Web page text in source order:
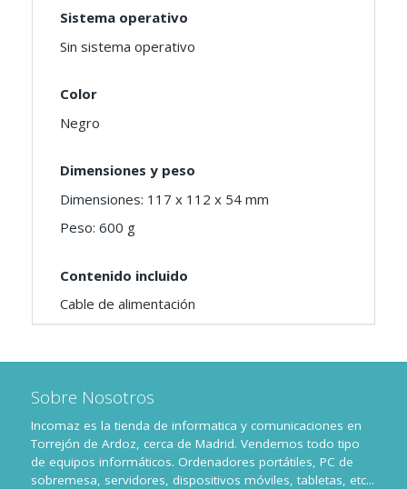
Sistema operativo
Sin sistema operativo
Color
Negro
Dimensiones y peso
Dimensiones: 117 x 112 x 54 mm
Peso: 600 g
Contenido incluido
Cable de alimentación
Sobre Nosotros
Incomaz es la tienda de informatica y comunicaciones en
Torrejón de Ardoz, cerca de Madrid. Vendemos todo tipo
de equipos informáticos. Ordenadores portátiles, PC de
sobremesa, servidores, dispositivos móviles, tabletas, etc...